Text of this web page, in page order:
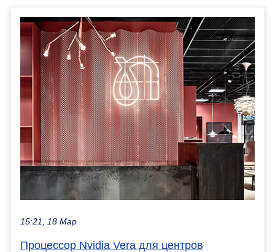
15:21, 18 Мар
Процессор Nvidia Vera для центров